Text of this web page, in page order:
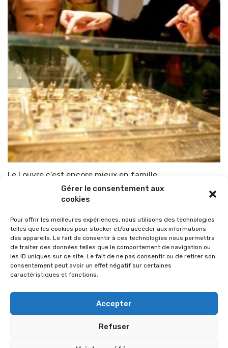
Gérer le consentement aux
cookies
Pour offrir les meilleures expériences, nous utilisons des technologies
telles que les cookies pour stocker et/ou accéder aux informations
des appareils. Le fait de consentir à ces technologies nous permettra
de traiter des données telles que le comportement de navigation ou
les ID uniques sur ce site. Le fait de ne pas consentir ou de retirer son
consentement peut avoir un effet négatif sur certaines
caractéristiques et fonctions.
Accepter
Refuser
Le Louvre c’est encore mieux en famille
TOP-PARENTS 18 mars 2010